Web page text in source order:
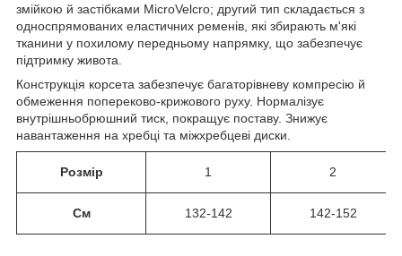
змійкою й застібками MicroVelcro; другий тип складається з
односпрямованих еластичних ременів, які збирають м'які
тканини у похилому передньому напрямку, що забезпечує
підтримку живота.
Конструкція корсета забезпечує багаторівневу компресію й
обмеження попереково-крижового руху. Нормалізує
внутрішньобрюшний тиск, покращує поставу. Знижує
навантаження на хребці та міжхребцеві диски.
Розмір 1 2
См 132-142 142-152